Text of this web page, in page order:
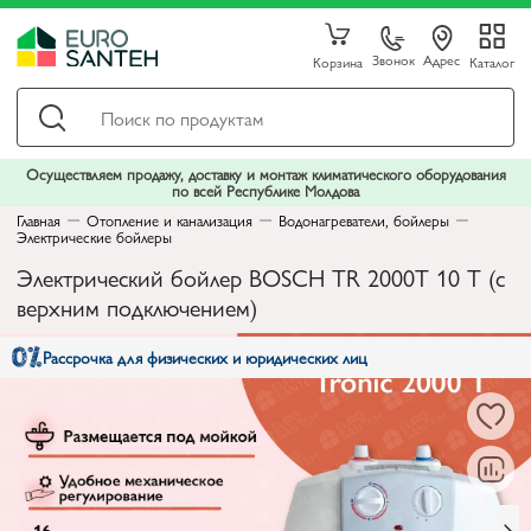
Корзина Звонок Адрес Каталог
Осуществляем продажу, доставку и монтаж климатического оборудования
по всей Республике Молдова
Главная
Отопление и канализация Водонагреватели, бойлеры
Электрические бойлеры
Электрический бойлер BOSCH TR 2000T 10 T (с
верхним подключением)
Рассрочка для физических и юридических лиц